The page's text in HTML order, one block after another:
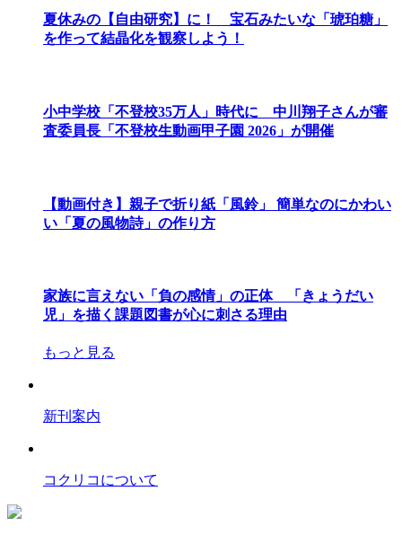
夏休みの【自由研究】に！ 宝石みたいな「琥珀糖」
を作って結晶化を観察しよう！
小中学校「不登校35万人」時代に 中川翔子さんが審
査委員長「不登校生動画甲子園 2026」が開催
【動画付き】親子で折り紙「風鈴」 簡単なのにかわい
い「夏の風物詩」の作り方
家族に言えない「負の感情」の正体 「きょうだい
児」を描く課題図書が心に刺さる理由
もっと見る
新刊案内
コクリコについて